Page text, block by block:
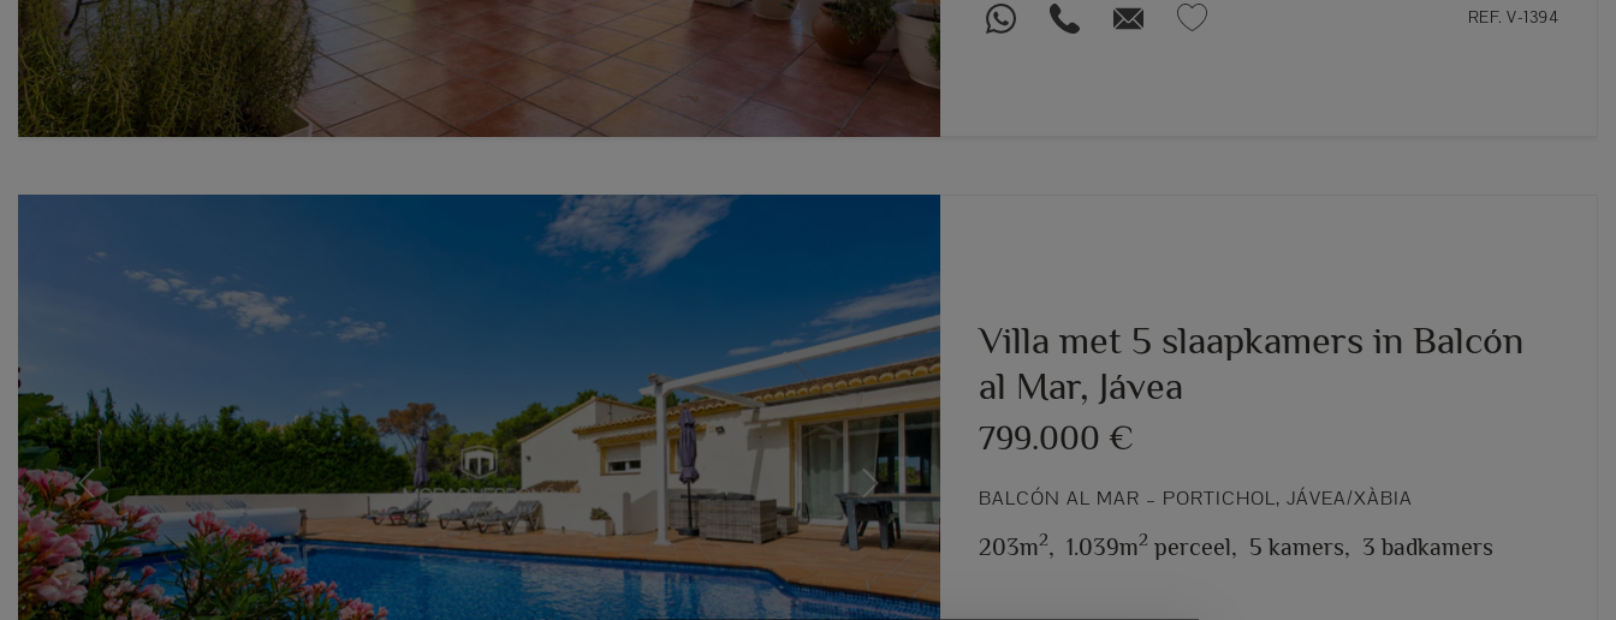
REF. V-1394
Previous Next
Villa met 5 slaapkamers in Balcón
al Mar, Jávea
799.000 €
BALCÓN AL MAR – PORTICHOL, JÁVEA/XÀBIA
203m2, 1.039m2 perceel, 5 kamers, 3 badkamers